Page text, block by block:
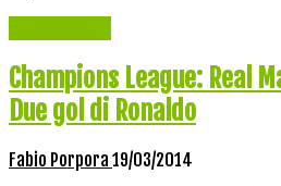
Champions League: Real
Due gol di Ronaldo
Fabio Porpora 19/03/2014